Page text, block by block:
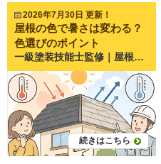
2026年7月30日 更新！
屋根の色で暑さは変わる？
色選びのポイント
一級塗装技能士監修｜屋根の色で暑さは変わる？色選びのポイント 「黒い屋根は暑いと聞いたけど本当？」 「屋根塗装をするなら、少しでも夏を快適にしたい」 「見た目だけで色を決めても大丈夫？」 屋根塗装をご検討中のお客様から、このようなご相談をいただくことは少なくありません。 特に岡山県は全国的にも晴れの日が多く、夏は35℃を超える猛暑日になることもあります。そのため、「屋根の色によって暑さは変わるの？」という疑問を持たれる方が多いのも当然です。 結論からお伝えすると、**屋根の色によって屋根の表面温度は変わります。**しかし、室内の暑さは色だけで決まるわけではありません。 この記事では、屋根の色と暑さの関係や色選びで後悔しないポイントについて、塗装職人の視点から分かりやすく解説します。 屋根の色で本当に暑さは変わる？ 濃い色は熱を吸収しやすい 学校の理科で習ったように、黒や濃い色は太陽の光を吸収しやすく、白や明るい色は光を反射しやすい性質があります。 これは屋根でも同じです。 例えば真夏の日中では、 黒い屋根 ダークブラウン 濃いグレー などは表面温度が70℃近くまで上がることがあります。 一方、 ホワイト系 ライトグレー ベージュ系 などは数℃〜10℃程度低くなるケースもあります。 つまり、屋根そのものの温度は色によって確かに変わります。 ただし室内温度は色だけでは決まらない 「じゃあ白い屋根にすれば家の中は涼しくなるの？」 実はそう単純ではありません。 室内の暑さには、 屋根材の種類 小屋裏（屋根裏）の換気 断熱材の性能 遮熱シートの有無 天井の断熱性能 など、多くの要素が関係しています。 つまり、 屋根の色＝室内温度 ではないということです。 暑さ対策なら色より重要なのが遮熱塗料 遮熱塗料とは？ 最近人気なのが「遮熱塗料」です。 遮熱塗料とは、太陽光の中でも特に熱の原因になる赤外線を反射する性能を持った塗料です。 通常の塗料より屋根表面の温度上昇を抑えやすく、 夏場の屋根温度低減 屋根材の負担軽減 小屋裏温度の上昇抑制 などが期待できます。 濃い色でも遮熱性能はある？ よくいただく質問が、 「黒い屋根にしたいけど遮熱効果はありますか？」 というものです。 結論から言えば、 あります。 ただし、 白系の遮熱塗料 ＞ 黒系の遮熱塗料 という傾向があります。 つまり、 「濃い色＋遮熱塗料」 でも十分効果はありますが、 「明るい色＋遮熱塗料」 の方がより高い遮熱効果が期待できます。 ペイントプロ美達でよくあるご相談 岡山市・倉敷市で屋根塗装をご相談いただくお客様からは、 「黒い屋根がおしゃれだから変えたくない」 「夏が暑いので少しでも快適にしたい」 「近所の家とのバランスも気になる」 というご相談を本当によくいただきます。 私たちは見た目だけではなく、 建物の向き 日当たり 周囲の環境 ご家族の生活スタイル までお聞きしながら、一緒に色を選んでいます。 色は10年以上付き合うものです。 そのため、カタログだけではなく実際の施工事例を見ながらご提案することも多くあります。 屋根色を選ぶときのポイント ① 外壁とのバランスを考える 屋根だけで色を決めると全体の印象がまとまらないことがあります。 一般的には、 外壁より少し濃い色 落ち着いた色 が人気です。 家全体の統一感も重要になります。 ② 汚れの目立ちにくさも考える 白い屋根は熱を反射しやすい反面、 黄砂 コケ 雨だれ などが目立ちやすくなります。 逆に真っ黒も、 色あせ ホコリ が目立つことがあります。 人気なのは、 グレー ダークグレー ブラウン など、汚れと色あせのバランスが良い色です。 ③ 周囲の景観も意識する 屋根は高い位置にあるため、意外と街並みに影響します。 周囲の住宅とあまりに違う色を選ぶと、 完成後に「思っていた印象と違う…」 となることもあります。 施工事例を参考にすることをおすすめします。 色だけでなく塗料選びも重要 屋根塗装では、 「何色にするか」 と同じくらい、 「どんな塗料を使うか」 も重要です。 例えば、 シリコン塗料 フッ素塗料 無機塗料 遮熱塗料 それぞれ耐久年数や性能が異なります。 色だけで判断せず、ご自宅に合った塗料を選ぶことが長持ちする屋根につながります。 こんな方は遮熱塗料も検討してみましょう 次のようなご家庭では遮熱塗料との相性が良い場合があります。 2階が特に暑い 屋根からの熱を受けやすいため、効果を感じやすいケースがあります。 西日が強い 午後の日差しを長時間受ける住宅では屋根温度が高くなりやすくなります。 築15年以上経っている 塗膜が劣化していると屋根材自体が熱を持ちやすくなることがあります。 まとめ｜屋根の色選びは見た目だけで決めないことが大切 屋根の色は確かに屋根表面の温度に影響します。 しかし、実際の住み心地は、 屋根の色 遮熱塗料 断熱性能 屋根材 換気 など複数の要素が組み合わって決まります。 そのため、「黒だからダメ」「白なら安心」と決めつけるのではなく、ご自宅の環境に合わせて最適な組み合わせを選ぶことが大切です。 ペイントプロ美達でも、屋根塗装をご検討中のお客様から「どの色を選べば暑さを抑えられるのか」「遮熱塗料は本当に必要なのか」といったご相談を数多くいただいています。 色選びは仕上がりの印象だけでなく、これから10年以上快適に暮らすための大切なポイントです。 「我が家にはどんな色や塗料が合うのだろう？」 「遮熱塗料を選ぶべきか迷っている」 そんな疑問がありましたら、ぜひお気軽にペイントプロ美達までご相談ください。現地調査を行い、屋根の状態やご希望、ご予算を踏まえたうえで、分かりやすくご提案いたします。
続きはこちら